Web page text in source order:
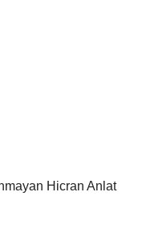
Hicran Anlat